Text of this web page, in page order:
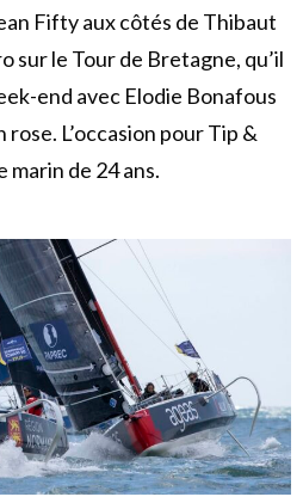
Fifty aux côtés de Thibaut
sur le Tour de Bretagne, qu’il
end avec Elodie Bonafous
L’occasion pour Tip &
marin de 24 ans.